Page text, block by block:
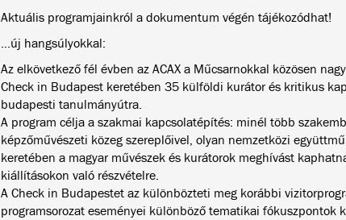
Aktuális programjainkról a dokumentum végén tájékozódhat!
...új hangsúlyokkal:
Az elkövetkező fél évben az ACAX a Műcsarnokkal közösen
Check in Budapest keretében 35 külföldi kurátor és kritikus
budapesti tanulmányútra.
A program célja a szakmai kapcsolatépítés: minél több
képzőművészeti közeg szereplőivel, olyan nemzetközi
keretében a magyar művészek és kurátorok meghívást
kiállításokon való részvételre.
A Check in Budapestet az különbözteti meg korábbi
programsorozat eseményei különböző tematikai fókuszpontok